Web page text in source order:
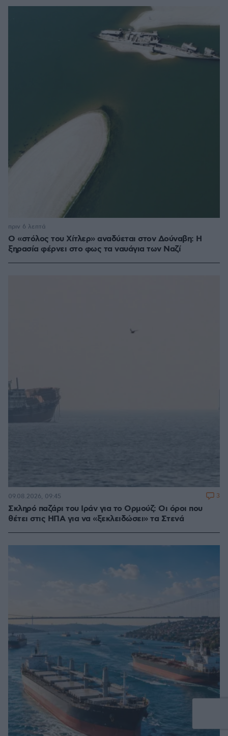
Ο «στόλος του Χίτλερ» αναδύεται στον Δούναβη: Η
ξηρασία φέρνει στο φως τα ναυάγια των Ναζί
πριν 6 λεπτά
Σκληρό παζάρι του Ιράν για το Ορμούζ: Οι όροι που
θέτει στις ΗΠΑ για να «ξεκλειδώσει» τα Στενά
09.08.2026, 09:45 3